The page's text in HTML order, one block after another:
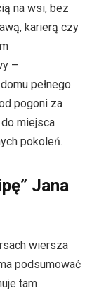
na wsi, bez
karierą czy
–
pełnego
pogoni za
do miejsca
pokoleń.
Jana
wiersza
podsumować
tam